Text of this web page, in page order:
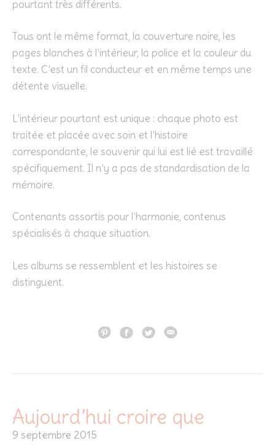
pourtant très différents.
Tous ont le même format, la couverture noire, les
pages blanches à l’intérieur, la police et la couleur du
texte. C’est un fil conducteur et en même temps une
détente visuelle.
L’intérieur pourtant est unique : chaque photo est
traitée et placée avec soin et l’histoire
correspondante, le souvenir qui lui est lié est travaillé
spécifiquement. Il n’y a pas de standardisation de la
mémoire.
Contenants assortis pour l’harmonie, contenus
spécialisés à chaque situation.
Les albums se ressemblent et les histoires se
distinguent.
Aujourd’hui croire que
9 septembre 2015